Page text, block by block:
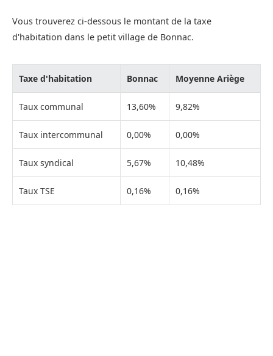
Vous trouverez ci-dessous le montant de la taxe
d'habitation dans le petit village de Bonnac.
Taxe d'habitation Bonnac Moyenne Ariège
Taux communal 13,60% 9,82%
Taux intercommunal 0,00% 0,00%
Taux syndical 5,67% 10,48%
Taux TSE 0,16% 0,16%